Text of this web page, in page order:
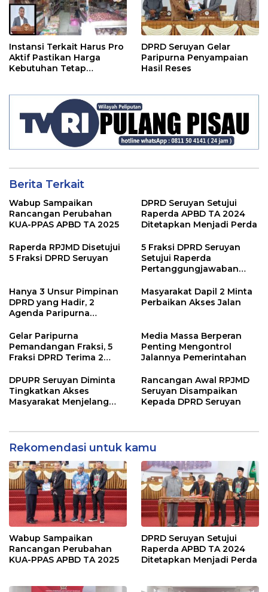
Instansi Terkait Harus Pro
Aktif Pastikan Harga
Kebutuhan Tetap
DPRD Seruyan Gelar
Paripurna Penyampaian
Hasil Reses
Berita Terkait
Wabup Sampaikan
Rancangan Perubahan
KUA-PPAS APBD TA 2025
DPRD Seruyan Setujui
Raperda APBD TA 2024
Ditetapkan Menjadi Perda
Raperda RPJMD Disetujui
5 Fraksi DPRD Seruyan
5 Fraksi DPRD Seruyan
Setujui Raperda
Pertanggungjawaban
2024
Hanya 3 Unsur Pimpinan
DPRD yang Hadir, 2
Agenda Paripurna
Masyarakat Dapil 2 Minta
Perbaikan Akses Jalan
Gelar Paripurna
Pemandangan Fraksi, 5
Fraksi DPRD Terima 2
Media Massa Berperan
Penting Mengontrol
Jalannya Pemerintahan
DPUPR Seruyan Diminta
Tingkatkan Akses
Masyarakat Menjelang
Rancangan Awal RPJMD
Seruyan Disampaikan
Kepada DPRD Seruyan
Rekomendasi untuk kamu
Wabup Sampaikan
Rancangan Perubahan
KUA-PPAS APBD TA 2025
DPRD Seruyan Setujui
Raperda APBD TA 2024
Ditetapkan Menjadi Perda